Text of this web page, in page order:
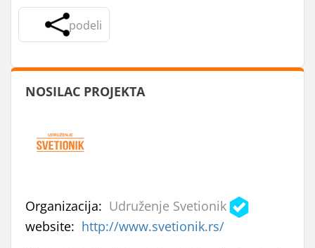
podeli
NOSILAC PROJEKTA
Organizacija: Udruženje Svetionik
website: http://www.svetionik.rs/